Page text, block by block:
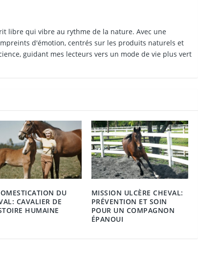
libre qui vibre au rythme de la nature. Avec une
d'émotion, centrés sur les produits naturels et
guidant mes lecteurs vers un mode de vie plus vert
DU
CAVALIER DE
HUMAINE
MISSION ULCÈRE CHEVAL:
PRÉVENTION ET SOIN
POUR UN COMPAGNON
ÉPANOUI